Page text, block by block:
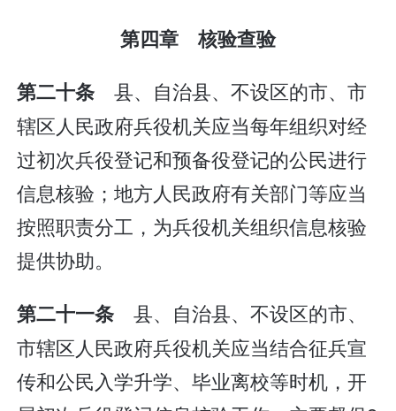
第四章 核验查验
第二十条 县、自治县、不设区的市、市
辖区人民政府兵役机关应当每年组织对经
过初次兵役登记和预备役登记的公民进行
信息核验；地方人民政府有关部门等应当
按照职责分工，为兵役机关组织信息核验
提供协助。
第二十一条 县、自治县、不设区的市、
市辖区人民政府兵役机关应当结合征兵宣
传和公民入学升学、毕业离校等时机，开